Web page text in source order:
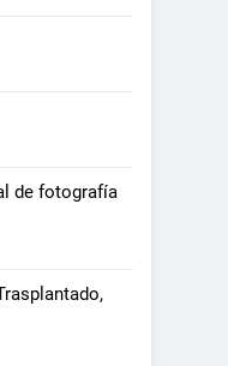
de fotografía